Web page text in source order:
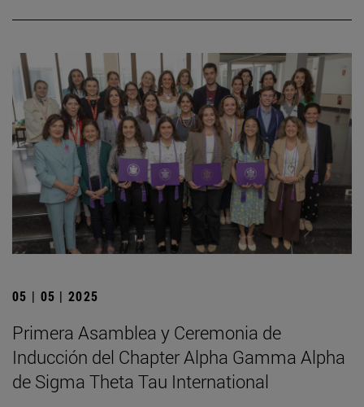
05 | 05 | 2025
Primera Asamblea y Ceremonia de
Inducción del Chapter Alpha Gamma Alpha
de Sigma Theta Tau International